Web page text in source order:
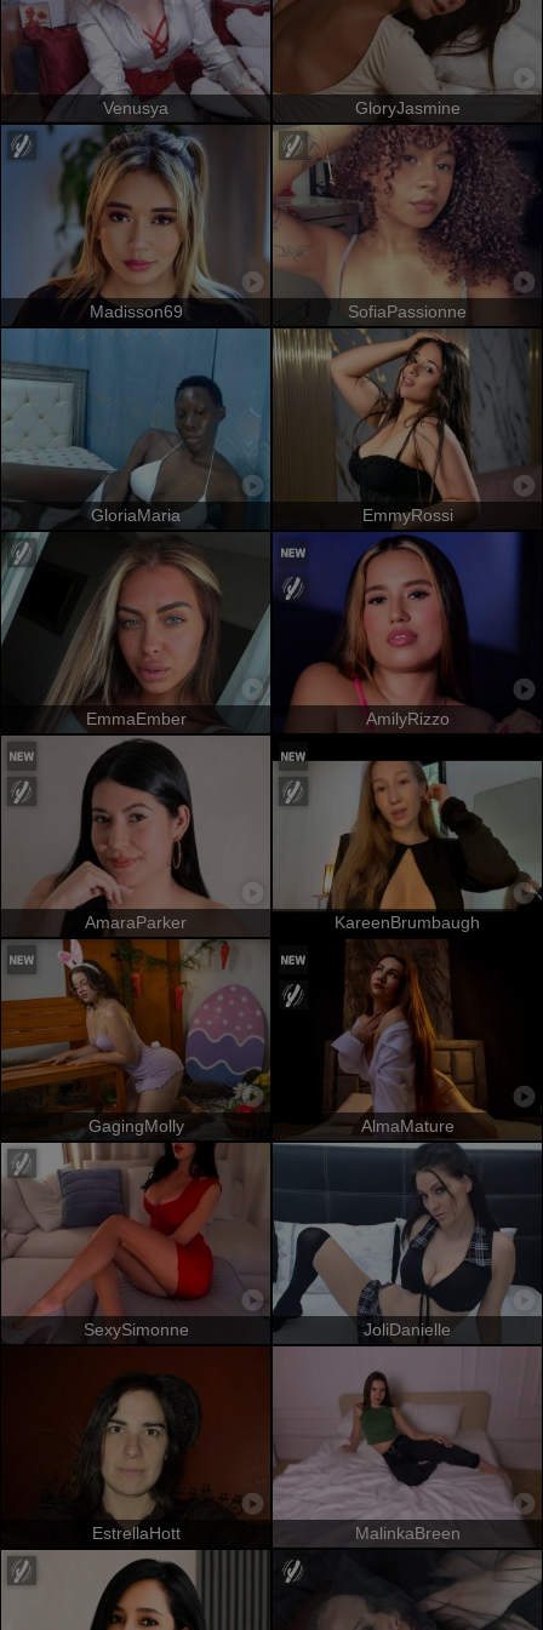
Venusya GloryJasmine
Madisson69 SofiaPassionne
GloriaMaria EmmyRossi
EmmaEmber AmilyRizzo
AmaraParker KareenBrumbaugh
GagingMolly AlmaMature
SexySimonne JoliDanielle
EstrellaHott MalinkaBreen